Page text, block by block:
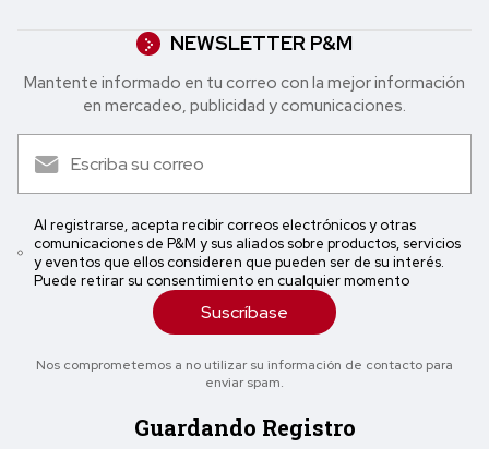
NEWSLETTER P&M
Mantente informado en tu correo con la mejor in formación
en mercadeo, publicidad y comunicaciones.
Al registrarse, acepta recibir correos electrónicos y otras
comunicaciones de P&M y sus aliados sobre productos, servicios
y eventos que ellos consideren que pueden ser de su interés.
Puede retirar su consentimiento en cualquier momento
Suscríbase
Nos comprometemos a no utilizar su información de contacto para
enviar spam.
Guardando Registro